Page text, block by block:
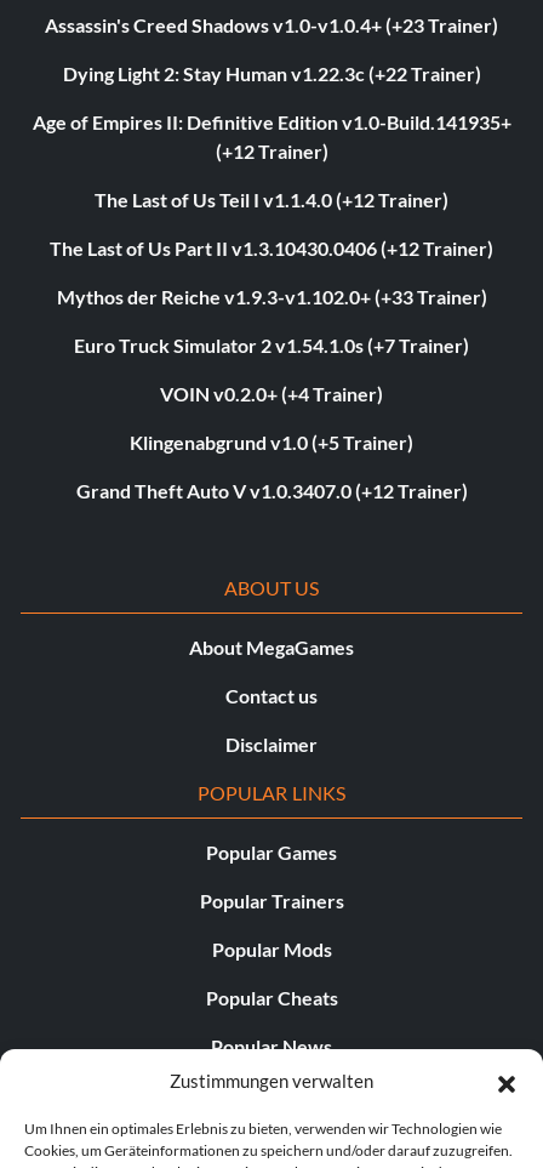
Zustimmungen verwalten
Um Ihnen ein optimales Erlebnis zu bieten, verwenden wir Technologien wie
Cookies, um Geräteinformationen zu speichern und/oder darauf zuzugreifen.
Assassin's Creed Shadows v1.0-v1.0.4+ (+23 Trainer)
Dying Light 2: Stay Human v1.22.3c (+22 Trainer)
Age of Empires II: Definitive Edition v1.0-Build.141935+
(+12 Trainer)
The Last of Us Teil I v1.1.4.0 (+12 Trainer)
The Last of Us Part II v1.3.10430.0406 (+12 Trainer)
Mythos der Reiche v1.9.3-v1.102.0+ (+33 Trainer)
Euro Truck Simulator 2 v1.54.1.0s (+7 Trainer)
VOIN v0.2.0+ (+4 Trainer)
Klingenabgrund v1.0 (+5 Trainer)
Grand Theft Auto V v1.0.3407.0 (+12 Trainer)
ABOUT US
About MegaGames
Contact us
Disclaimer
POPULAR LINKS
Popular Games
Popular Trainers
Popular Mods
Popular Cheats
Popular News
Popular Editorials
Popular Free Games